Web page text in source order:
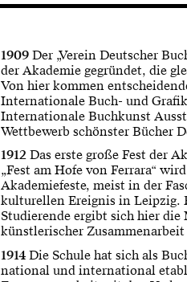
1909Der „Verein Deutscher
der Akademie gegründet, die
Von hier kommen
Internationale Buch- und
Internationale Buchkunst
Wettbewerb schönster Bücher
1912Das erste große Fest der
„Fest am Hofe von Ferrara“
Akademiefeste, meist in der
kulturellen Ereignis in Leipzig.
Studierende ergibt sich hier
künstlerischer
1914Die Schule hat sich als
national und international